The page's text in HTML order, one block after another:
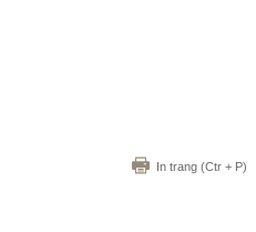
In trang (Ctr + P)